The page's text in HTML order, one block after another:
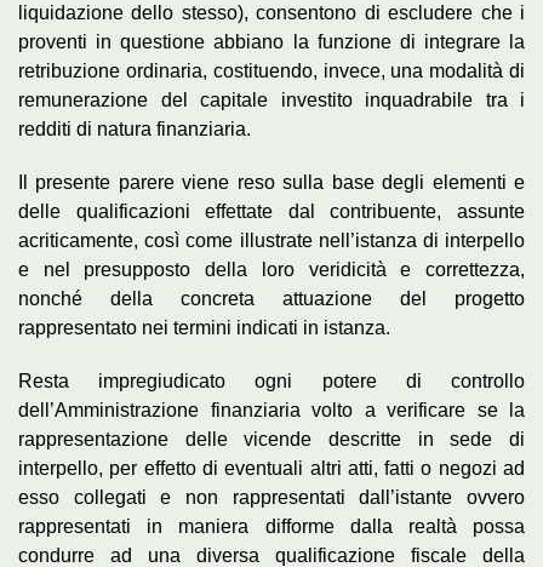
liquidazione dello stesso), consentono di escludere che i
proventi in questione abbiano la funzione di integrare la
retribuzione ordinaria, costituendo, invece, una modalità di
remunerazione del capitale investito inquadrabile tra i
redditi di natura finanziaria.
Il presente parere viene reso sulla base degli elementi e
delle qualificazioni effettate dal contribuente, assunte
acriticamente, così come illustrate nell’istanza di interpello
e nel presupposto della loro veridicità e correttezza,
nonché della concreta attuazione del progetto
rappresentato nei termini indicati in istanza.
Resta impregiudicato ogni potere di controllo
dell’Amministrazione finanziaria volto a verificare se la
rappresentazione delle vicende descritte in sede di
interpello, per effetto di eventuali altri atti, fatti o negozi ad
esso collegati e non rappresentati dall’istante ovvero
rappresentati in maniera difforme dalla realtà possa
condurre ad una diversa qualificazione fiscale della